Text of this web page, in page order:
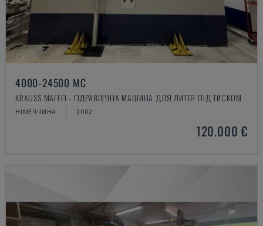
4000-24500 MC
KRAUSS MAFFEI - ГІДРАВЛІЧНА МАШИНА ДЛЯ ЛИТТЯ ПІД ТИСКОМ
НІМЕЧЧИНА 2002
120.000 €